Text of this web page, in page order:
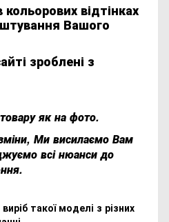
відтінках
Вашого
зроблені з
як на фото.
Ми висилаємо Вам
всі нюанси до
такої моделі з різних